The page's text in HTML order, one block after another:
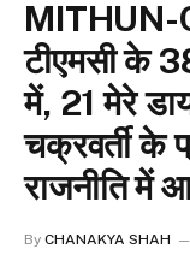
MITHUN-
टीएमसी के
में, 21 मेरे
चक्रवर्ती के
राजनीति में
By CHANAKYA SHAH